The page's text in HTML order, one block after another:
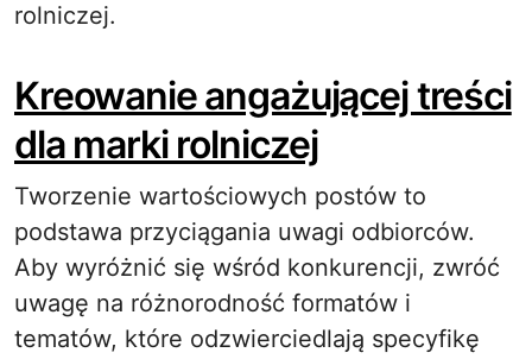
rolniczej.
Kreowanie angażującej treści
dla marki rolniczej
Tworzenie wartościowych postów to
podstawa przyciągania uwagi odbiorców.
Aby wyróżnić się wśród konkurencji, zwróć
uwagę na różnorodność formatów i
tematów, które odzwierciedlają specyfikę